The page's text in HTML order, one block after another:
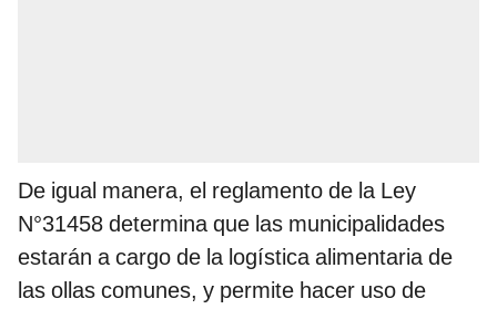
De igual manera, el reglamento de la Ley
N°31458 determina que las municipalidades
estarán a cargo de la logística alimentaria de
las ollas comunes, y permite hacer uso de